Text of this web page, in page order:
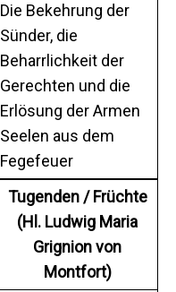
Die Bekehrung der
Sünder, die
Beharrlichkeit der
Gerechten und die
Erlösung der Armen
Seelen aus dem
Fegefeuer
Tugenden / Früchte
(Hl. Ludwig Maria
Grignion von
Montfort)